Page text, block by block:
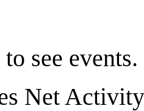
see events.
Net Activity